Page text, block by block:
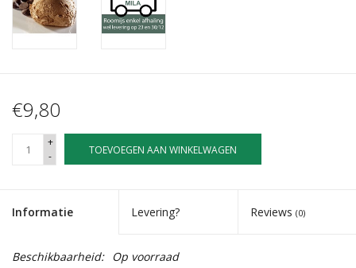
€9,80
+
-
TOEVOEGEN AAN WINKELWAGEN
Informatie Levering? Reviews (0)
Beschikbaarheid: Op voorraad